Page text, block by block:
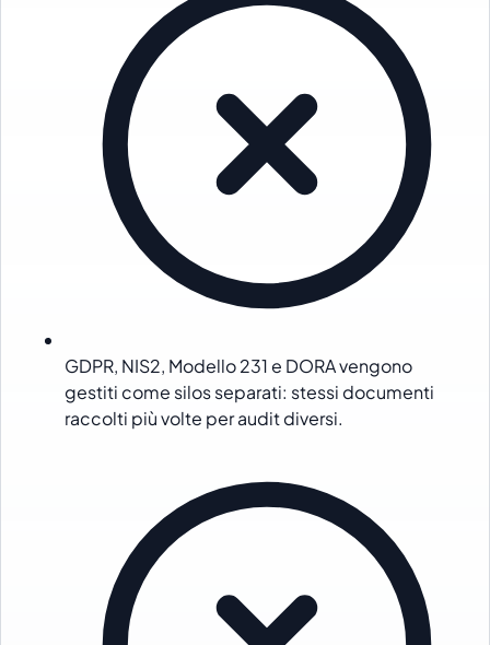
GDPR, NIS2, Modello 231 e DORA vengono
gestiti come silos separati: stessi documenti
raccolti più volte per audit diversi.